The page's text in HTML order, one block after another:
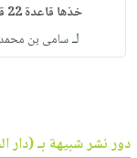
خذها قاعدة 22 قاعد
لـسامى بن محمد
دور نشر شبيهة بـ (دار